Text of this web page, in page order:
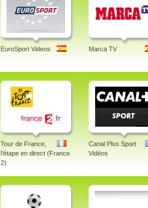
EuroSport Videos Marca TV
Tour de France,
l'étape en direct (France
2)
Canal Plus Sport
Vidéos